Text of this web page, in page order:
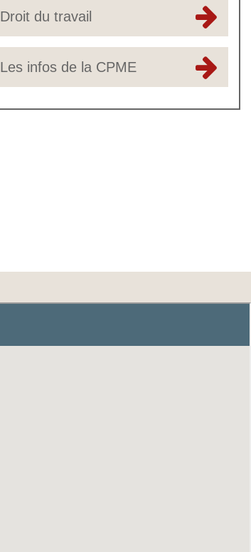
Droit du travail
Les infos de la CPME